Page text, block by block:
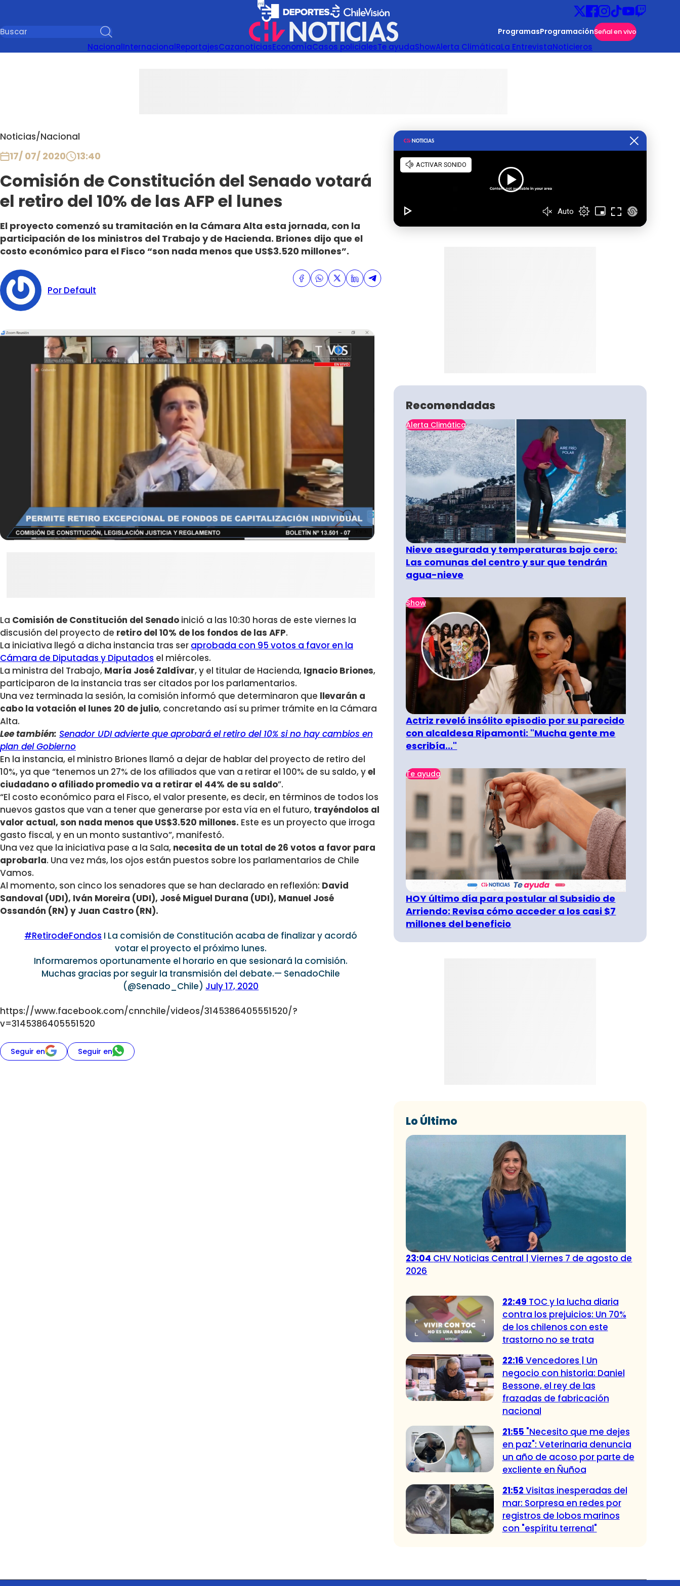
ProgramasProgramaciónSeñal en vivo
NacionalInternacionalReportajesCazanoticiasEconomíaCasos policialesTe ayudaShowAlerta ClimáticaLa EntrevistaNoticieros
Noticias/Nacional
17/ 07/ 2020 13:40
Comisión de Constitución del Senado votará
el retiro del 10% de las AFP el lunes
El proyecto comenzó su tramitación en la Cámara Alta esta jornada, con la
participación de los ministros del Trabajo y de Hacienda. Briones dijo que el
costo económico para el Fisco “son nada menos que US$3.520 millones”.
Por Default
La Comisión de Constitución del Senado inició a las 10:30 horas de este viernes la
discusión del proyecto de retiro del 10% de los fondos de las AFP.
La iniciativa llegó a dicha instancia tras ser aprobada con 95 votos a favor en la
Cámara de Diputadas y Diputados el miércoles.
La ministra del Trabajo, María José Zaldívar, y el titular de Hacienda, Ignacio Briones,
participaron de la instancia tras ser citados por los parlamentarios.
Una vez terminada la sesión, la comisión informó que determinaron que llevarán a
cabo la votación el lunes 20 de julio, concretando así su primer trámite en la Cámara
Alta.
Lee también: Senador UDI advierte que aprobará el retiro del 10% si no hay cambios en
plan del Gobierno
En la instancia, el ministro Briones llamó a dejar de hablar del proyecto de retiro del
10%, ya que “tenemos un 27% de los afiliados que van a retirar el 100% de su saldo, yel
ciudadano o afiliado promedio va a retirar el 44% de su saldo”.
“El costo económico para el Fisco, el valor presente, es decir, en términos de todos los
nuevos gastos que van a tener que generarse por esta vía en el futuro, trayéndolos al
valor actual, son nada menos que US$3.520 millones. Este es un proyecto que irroga
gasto fiscal, y en un monto sustantivo”, manifestó.
Una vez que la iniciativa pase a la Sala, necesita de un total de 26 votos a favor para
aprobarla. Una vez más, los ojos están puestos sobre los parlamentarios de Chile
Vamos.
Al momento, son cinco los senadores que se han declarado en reflexión: David
Sandoval (UDI), Iván Moreira (UDI), José Miguel Durana (UDI), Manuel José
Ossandón (RN) y Juan Castro (RN).
#RetirodeFondos I La comisión de Constitución acaba de finalizar y acordó
votar el proyecto el próximo lunes.
Informaremos oportunamente el horario en que sesionará la comisión.
Muchas gracias por seguir la transmisión del debate.— SenadoChile
(@Senado_Chile) July 17, 2020
https://www.facebook.com/cnnchile/videos/3145386405551520/?
v=3145386405551520
Seguir en Seguir en
Recomendadas
Alerta Climática
Nieve asegurada y temperaturas bajo cero:
Las comunas del centro y sur que tendrán
agua-nieve
Show
Actriz reveló insólito episodio por su parecido
con alcaldesa Ripamonti: "Mucha gente me
escribía..."
Te ayuda
HOY último día para postular al Subsidio de
Arriendo: Revisa cómo acceder a los casi $7
millones del beneficio
Lo Último
23:04 CHV Noticias Central | Viernes 7 de agosto de
2026
22:49 TOC y la lucha diaria
contra los prejuicios: Un 70%
de los chilenos con este
trastorno no se trata
22:16 Vencedores | Un
negocio con historia: Daniel
Bessone, el rey de las
frazadas de fabricación
nacional
21:55 "Necesito que me dejes
en paz": Veterinaria denuncia
un año de acoso por parte de
excliente en Ñuñoa
21:52 Visitas inesperadas del
mar: Sorpresa en redes por
registros de lobos marinos
con "espíritu terrenal"